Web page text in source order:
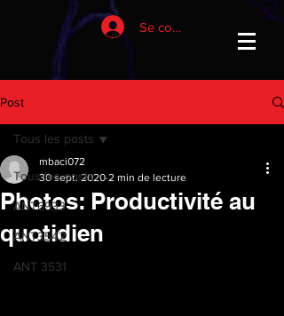
Se connecter
Post
Tous les posts
ANT6933
ANT3542
ANT 3531
Tous les posts
Photos: Productivité au
quotidien
mbaci072
30 sept. 2020 2 min de lecture